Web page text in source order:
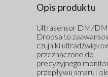
Opis produktu
Ultrasensor DM/
Dropsa to
czujniki
przeznaczone do
precyzyjnego
przepływu smaru i